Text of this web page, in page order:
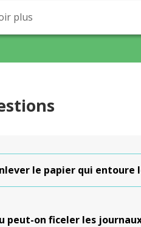
plus
le papier qui entoure
peut-on ficeler les